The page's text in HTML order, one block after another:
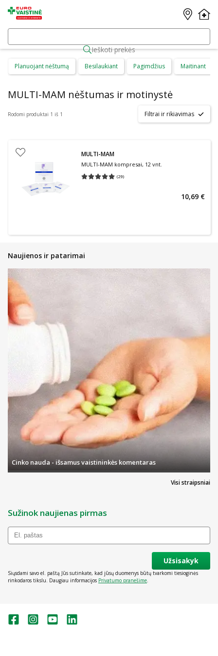
Ieškoti prekės
Planuojant nėštumą Besilaukiant Pagimdžius Maitinant
MULTI-MAM nėštumas ir motinystė
Rodomi produktai 1 iš 1 Filtrai ir rikiavimas
MULTI-MAM
MULTI-MAM kompresai, 12 vnt.
(29)
Vidutinis įvertinimas 5.00
10,69 €
Naujienos ir patarimai
Visi straipsniai
Cinko nauda - išsamus vaistininkės komentaras
Sužinok naujienas pirmas
Užsisakyk
Siųsdami savo el. paštą Jūs sutinkate, kad jūsų duomenys būtų tvarkomi tiesioginės
rinkodaros tikslu. Daugiau informacijos Privatumo pranešime.